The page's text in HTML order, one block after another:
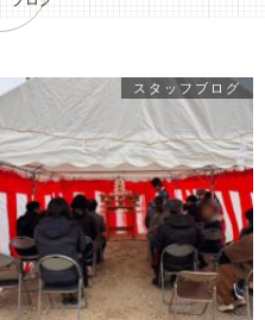
スタッフブログ